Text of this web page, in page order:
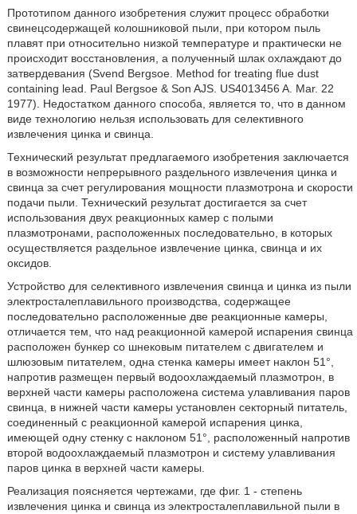
Прототипом данного изобретения служит процесс обработки
свинецсодержащей колошниковой пыли, при котором пыль
плавят при относительно низкой температуре и практически не
происходит восстановления, а полученный шлак охлаждают до
затвердевания (Svend Bergsoe. Method for treating flue dust
containing lead. Paul Bergsoe & Son AJS. US4013456 A. Mar. 22
1977). Недостатком данного способа, является то, что в данном
виде технологию нельзя использовать для селективного
извлечения цинка и свинца.
Технический результат предлагаемого изобретения заключается
в возможности непрерывного раздельного извлечения цинка и
свинца за счет регулирования мощности плазмотрона и скорости
подачи пыли. Технический результат достигается за счет
использования двух реакционных камер с полыми
плазмотронами, расположенных последовательно, в которых
осуществляется раздельное извлечение цинка, свинца и их
оксидов.
Устройство для селективного извлечения свинца и цинка из пыли
электросталеплавильного производства, содержащее
последовательно расположенные две реакционные камеры,
отличается тем, что над реакционной камерой испарения свинца
расположен бункер со шнековым питателем с двигателем и
шлюзовым питателем, одна стенка камеры имеет наклон 51°,
напротив размещен первый водоохлаждаемый плазмотрон, в
верхней части камеры расположена система улавливания паров
свинца, в нижней части камеры установлен секторный питатель,
соединенный с реакционной камерой испарения цинка,
имеющей одну стенку с наклоном 51°, расположенный напротив
второй водоохлаждаемый плазмотрон и систему улавливания
паров цинка в верхней части камеры.
Реализация поясняется чертежами, где фиг. 1 - степень
извлечения цинка и свинца из электросталеплавильной пыли в